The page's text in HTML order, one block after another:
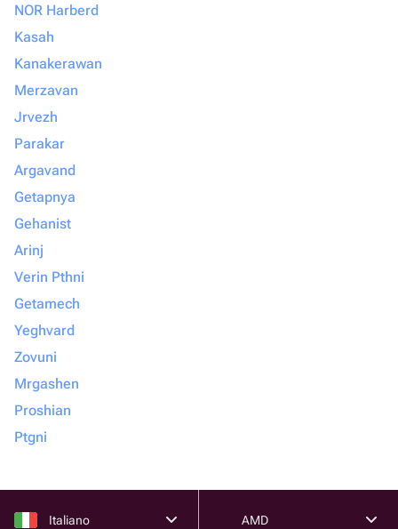
NOR Harberd
Kasah
Kanakerawan
Merzavan
Jrvezh
Parakar
Argavand
Getapnya
Gehanist
Arinj
Verin Pthni
Getamech
Yeghvard
Zovuni
Mrgashen
Proshian
Ptgni
Italiano AMD